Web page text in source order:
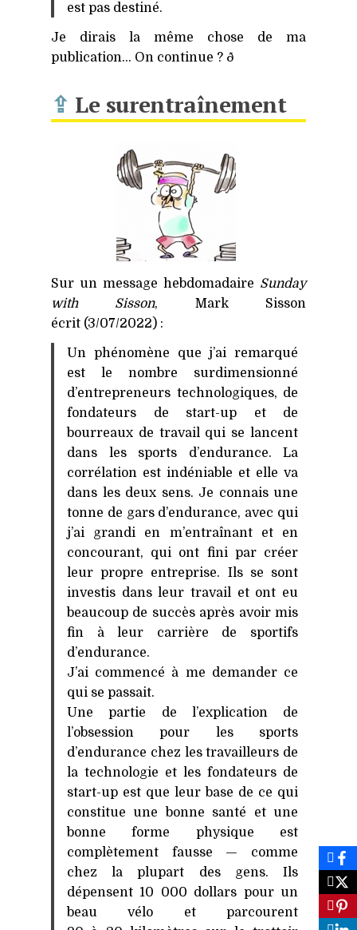
est pas destiné.
Je dirais la même chose de ma
publication… On continue ? ð
⇪ Le surentraînement
Sur un message hebdomadaire Sunday
with Sisson, Mark Sisson
écrit (3/07/2022) :
Un phénomène que j’ai remarqué
est le nombre surdimensionné
d’entrepreneurs technologiques, de
fondateurs de start-up et de
bourreaux de travail qui se lancent
dans les sports d’endurance. La
corrélation est indéniable et elle va
dans les deux sens. Je connais une
tonne de gars d’endurance, avec qui
j’ai grandi en m’entraînant et en
concourant, qui ont fini par créer
leur propre entreprise. Ils se sont
investis dans leur travail et ont eu
beaucoup de succès après avoir mis
fin à leur carrière de sportifs
d’endurance.
J’ai commencé à me demander ce
qui se passait.
Une partie de l’explication de
l’obsession pour les sports
d’endurance chez les travailleurs de
la technologie et les fondateurs de
start-up est que leur base de ce qui
constitue une bonne santé et une
bonne forme physique est
complètement fausse — comme
chez la plupart des gens. Ils
dépensent 10 000 dollars pour un
beau vélo et parcourent